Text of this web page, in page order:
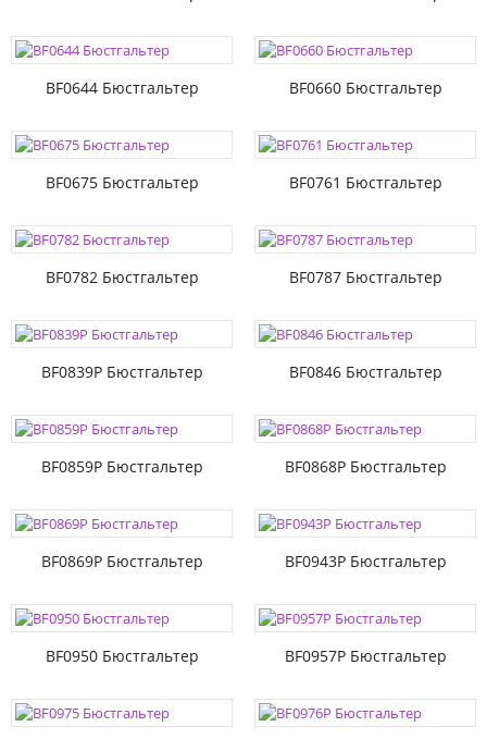
BF0644 Бюстгальтер BF0660 Бюстгальтер
BF0675 Бюстгальтер BF0761 Бюстгальтер
BF0782 Бюстгальтер BF0787 Бюстгальтер
BF0839P Бюстгальтер BF0846 Бюстгальтер
BF0859P Бюстгальтер BF0868P Бюстгальтер
BF0869P Бюстгальтер BF0943P Бюстгальтер
BF0950 Бюстгальтер BF0957P Бюстгальтер